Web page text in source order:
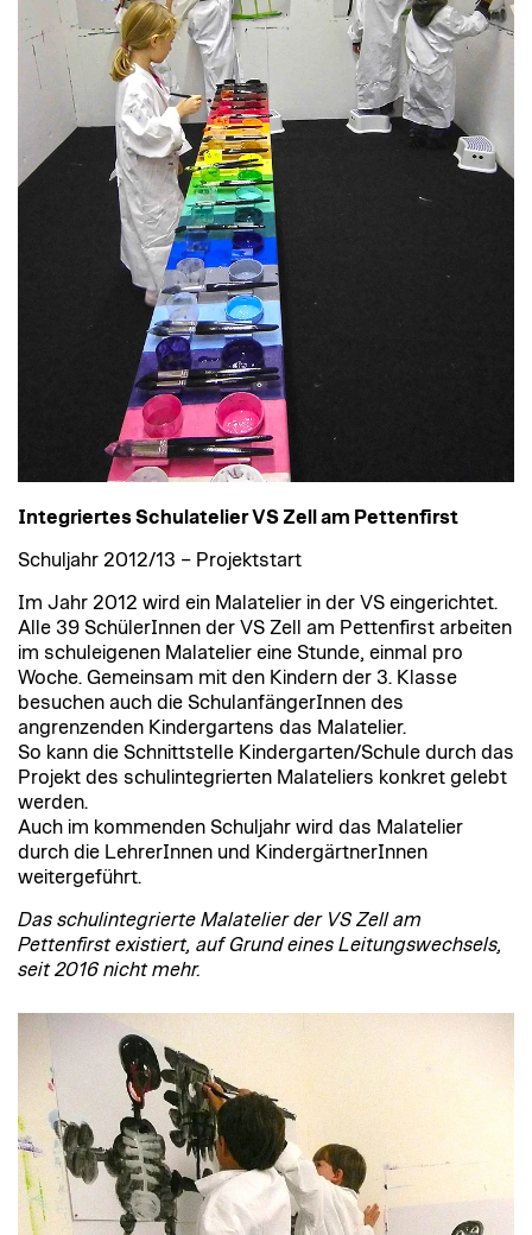
Integriertes Schulatelier VS Zell am Pettenfirst
Schuljahr 2012/13 – Projektstart
Im Jahr 2012 wird ein Malatelier in der VS eingerichtet.
Alle 39 SchülerInnen der VS Zell am Pettenfirst arbeiten
im schuleigenen Malatelier eine Stunde, einmal pro
Woche. Gemeinsam mit den Kindern der 3. Klasse
besuchen auch die SchulanfängerInnen des
angrenzenden Kindergartens das Malatelier.
So kann die Schnittstelle Kindergarten/Schule durch das
Projekt des schulintegrierten Malateliers konkret gelebt
werden.
Auch im kommenden Schuljahr wird das Malatelier
durch die LehrerInnen und KindergärtnerInnen
weitergeführt.
Das schulintegrierte Malatelier der VS Zell am
Pettenfirst existiert, auf Grund eines Leitungswechsels,
seit 2016 nicht mehr.